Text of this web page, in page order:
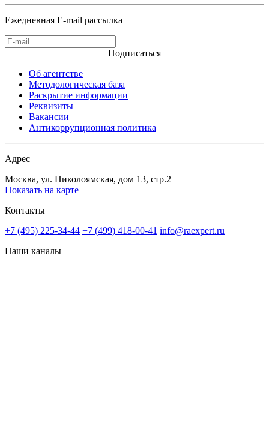
Ежедневная E-mail рассылка
Подписаться
Об агентстве
Методологическая база
Раскрытие информации
Реквизиты
Вакансии
Антикоррупционная политика
Адрес
Москва, ул. Николоямская, дом 13, стр.2
Показать на карте
Контакты
+7 (495) 225-34-44 +7 (499) 418-00-41 info@raexpert.ru
Наши каналы